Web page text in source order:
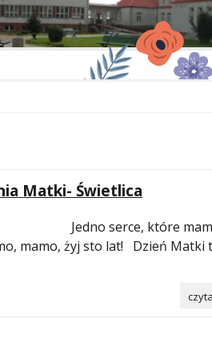
Matki- Świetlica
Jedno serce, które
mamo, żyj sto lat! Dzień Matki